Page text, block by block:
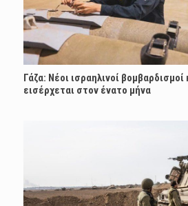
Γάζα: Νέοι ισραηλινοί
εισέρχεται στον ένατο μήνα